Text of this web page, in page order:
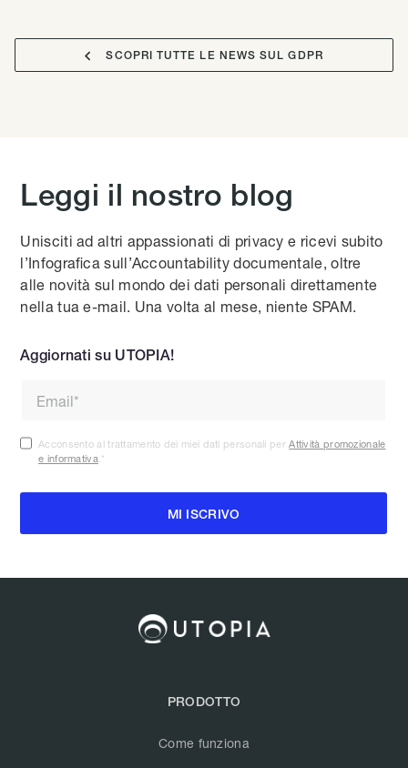
 SCOPRI TUTTE LE NEWS SUL GDPR
Leggi il nostro blog
Unisciti ad altri appassionati di privacy e ricevi subito
l’Infografica sull’Accountability documentale, oltre
alle novità sul mondo dei dati personali direttamente
nella tua e-mail. Una volta al mese, niente SPAM.
Aggiornati su UTOPIA!
Acconsento al trattamento dei miei dati personali perAttività promozionale
e informativa *
PRODOTTO
Come funziona